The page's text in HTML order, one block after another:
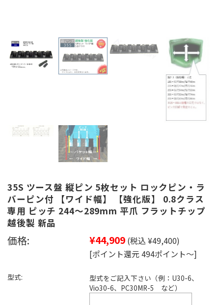
35S ツース盤 縦ピン 5枚セット ロックピン・ラ
バーピン付 【ワイド幅】 【強化版】 0.8クラス
専用 ピッチ 244～289mm 平爪 フラットチップ
越後製 新品
価格: ¥44,909 (税込 ¥49,400)
[ポイント還元 494ポイント～]
型式:
型式をご記入下さい（例：U30-6、
Vio30-6、PC30MR-5 など）